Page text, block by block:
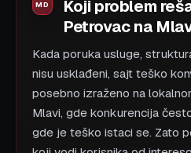
Koji problem
Petrovac na
Kada poruka usluge,
nisu usklađeni, sajt teško
posebno izraženo na
Mlavi, gde konkurencija
gde je teško istaci se. Zato